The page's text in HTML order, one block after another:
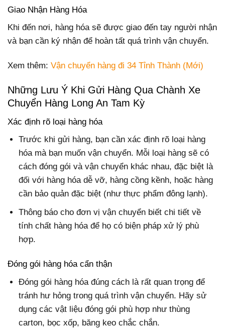
Giao Nhận Hàng Hóa
Khi đến nơi, hàng hóa sẽ được giao đến tay người nhận
và bạn cần ký nhận để hoàn tất quá trình vận chuyển.
Xem thêm: Vận chuyển hàng đi 34 Tỉnh Thành (Mới)
Những Lưu Ý Khi Gửi Hàng Qua Chành Xe
Chuyển Hàng Long An Tam Kỳ
Xác định rõ loại hàng hóa
Trước khi gửi hàng, bạn cần xác định rõ loại hàng
hóa mà bạn muốn vận chuyển. Mỗi loại hàng sẽ có
cách đóng gói và vận chuyển khác nhau, đặc biệt là
đối với hàng hóa dễ vỡ, hàng cồng kềnh, hoặc hàng
cần bảo quản đặc biệt (như thực phẩm đông lạnh).
Thông báo cho đơn vị vận chuyển biết chi tiết về
tính chất hàng hóa để họ có biện pháp xử lý phù
hợp.
Đóng gói hàng hóa cẩn thận
Đóng gói hàng hóa đúng cách là rất quan trọng để
tránh hư hỏng trong quá trình vận chuyển. Hãy sử
dụng các vật liệu đóng gói phù hợp như thùng
carton, bọc xốp, băng keo chắc chắn.